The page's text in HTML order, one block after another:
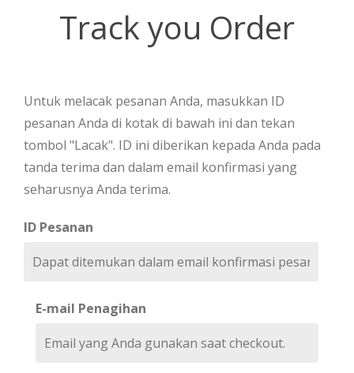
Track you Order
Untuk melacak pesanan Anda, masukkan ID
pesanan Anda di kotak di bawah ini dan tekan
tombol "Lacak". ID ini diberikan kepada Anda pada
tanda terima dan dalam email konfirmasi yang
seharusnya Anda terima.
ID Pesanan
E-mail Penagihan